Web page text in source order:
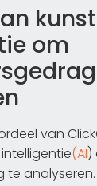
om
van
(AI)
te